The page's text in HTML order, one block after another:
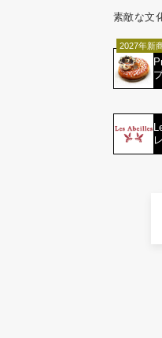
素敵な文
2027年新